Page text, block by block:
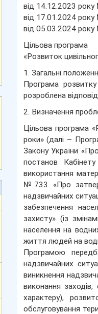
від 14.12.2023
від 17.01.2024
від 05.03.2024
Цільова програма
«Розвиток
1. Загальні
Програма
розроблена
2. Визначення
Цільова програма
роки» (далі –
Закону України
постанов
використання
№733 «Про
надзвичайних
забезпечення
захисту» (із
населення на
життя людей на
Програмою
надзвичайних
виникнення
виконання заходів,
характеру),
обслуговування